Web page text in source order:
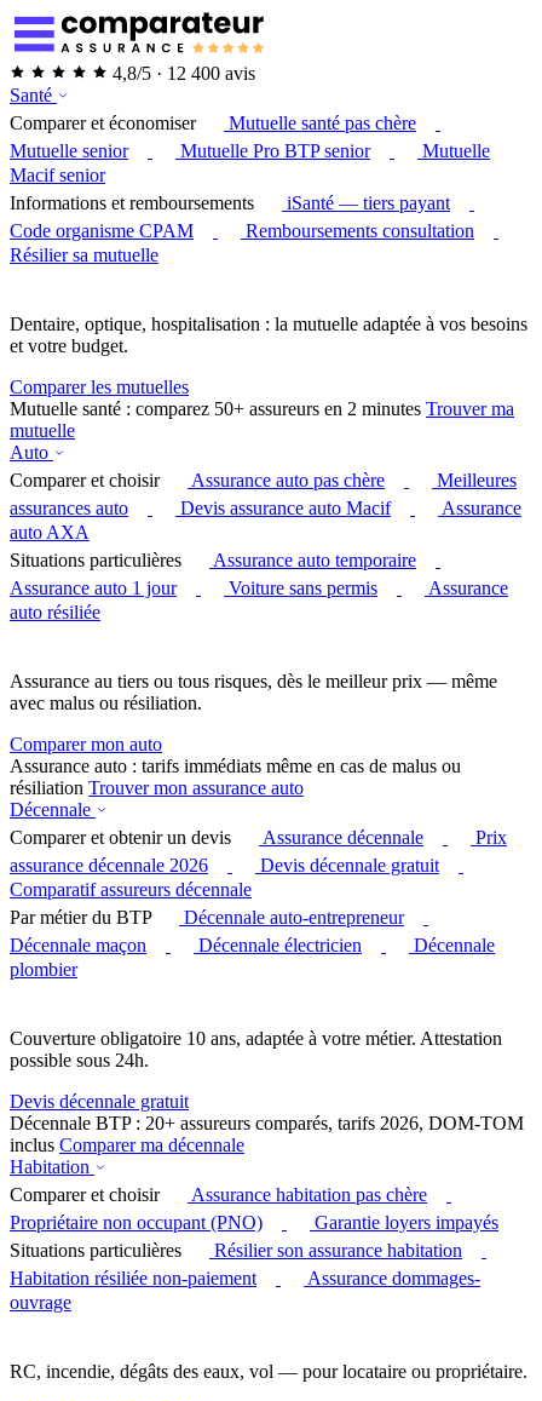
4,8/5 · 12 400 avis
Santé
Comparer et économiser
Mutuelle santé pas chère
Mutuelle senior
Mutuelle Pro BTP senior
Mutuelle
Macif senior
Informations et remboursements
iSanté — tiers payant
Code organisme CPAM
Remboursements consultation
Résilier sa mutuelle
Dentaire, optique, hospitalisation : la mutuelle adaptée à vos besoins
et votre budget.
Comparer les mutuelles
Mutuelle santé : comparez 50+ assureurs en 2 minutes Trouver ma
mutuelle
Auto
Comparer et choisir
Assurance auto pas chère
Meilleures
assurances auto
Devis assurance auto Macif
Assurance
auto AXA
Situations particulières
Assurance auto temporaire
Assurance auto 1 jour
Voiture sans permis
Assurance
auto résiliée
Assurance au tiers ou tous risques, dès le meilleur prix — même
avec malus ou résiliation.
Comparer mon auto
Assurance auto : tarifs immédiats même en cas de malus ou
résiliation Trouver mon assurance auto
Décennale
Comparer et obtenir un devis
Assurance décennale
Prix
assurance décennale 2026
Devis décennale gratuit
Comparatif assureurs décennale
Par métier du BTP
Décennale auto-entrepreneur
Décennale maçon
Décennale électricien
Décennale
plombier
Couverture obligatoire 10 ans, adaptée à votre métier. Attestation
possible sous 24h.
Devis décennale gratuit
Décennale BTP : 20+ assureurs comparés, tarifs 2026, DOM-TOM
inclus Comparer ma décennale
Habitation
Comparer et choisir
Assurance habitation pas chère
Propriétaire non occupant (PNO)
Garantie loyers impayés
Situations particulières
Résilier son assurance habitation
Habitation résiliée non-paiement
Assurance dommages-
ouvrage
RC, incendie, dégâts des eaux, vol — pour locataire ou propriétaire.